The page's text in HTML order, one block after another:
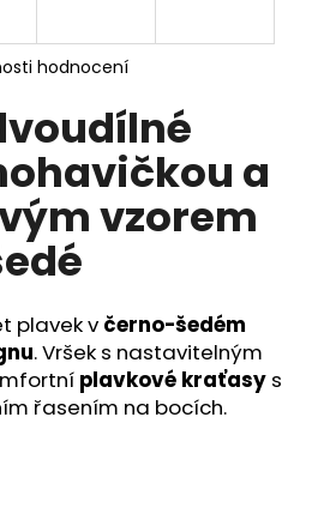
hodnocení
a
vzorem
plavek v černo-šedém
. Vršek s nastavitelným
plavkové kraťasy s
řasením na bocích.